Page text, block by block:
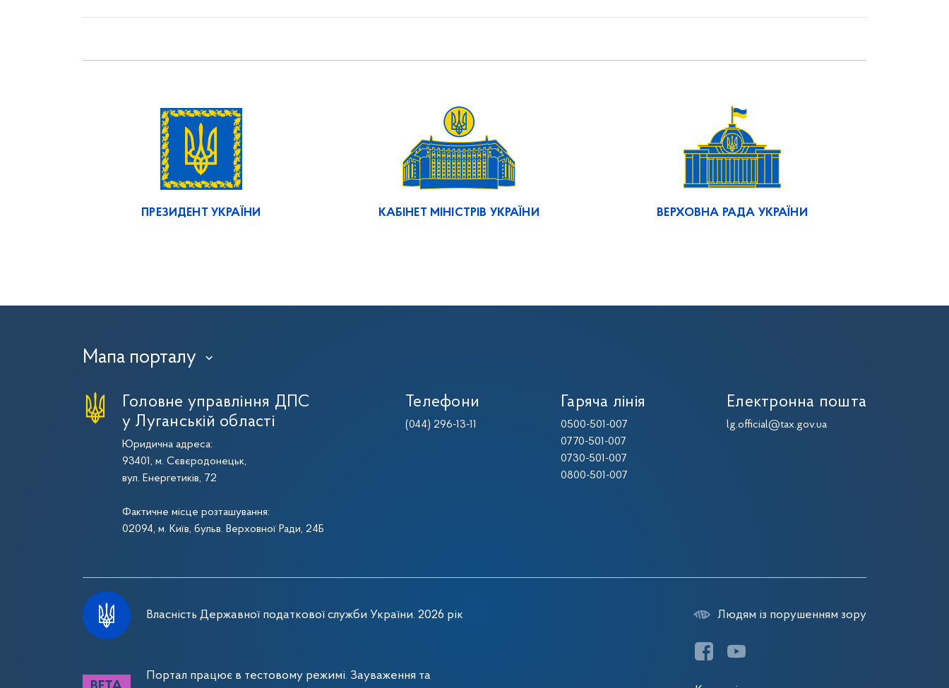
ПРЕЗИДЕНТ УКРАЇНИ КАБІНЕТ МІНІСТРІВ УКРАЇНИ ВЕРХОВНА РАДА УКРАЇНИ
Мапа порталу ›
Головне управління ДПС
у Луганській області
Юридична адреса:
93401, м. Сєвєродонецьк,
вул. Енергетиків, 72
Фактичне місце розташування:
02094, м. Київ, бульв. Верховної Ради, 24Б
Телефони
(044) 296-13-11
Гаряча лінія
0500-501-007
0770-501-007
0730-501-007
0800-501-007
Електронна пошта
lg.official@tax.gov.ua
Власність Державної податкової служби України. 2026 рік
Портал працює в тестовому режимі. Зауваження та
Людям із порушенням зору